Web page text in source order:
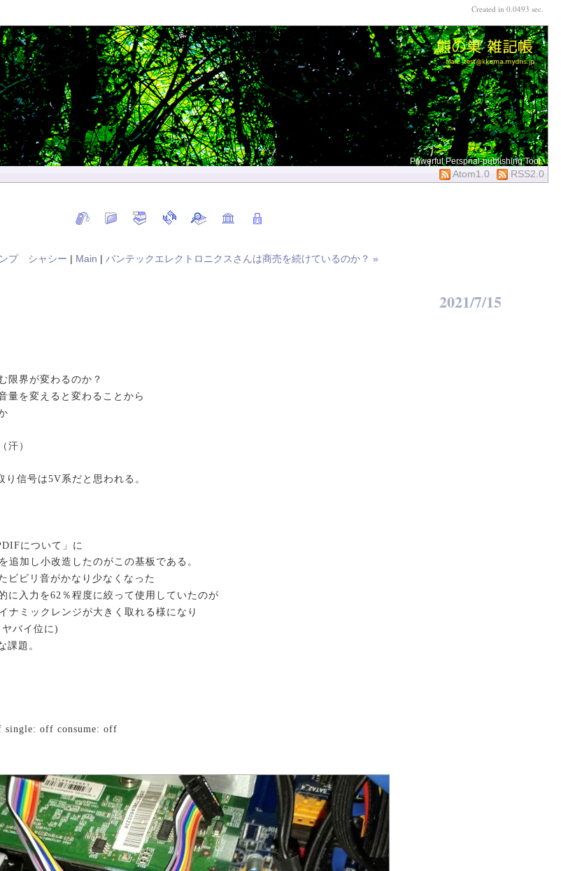
Powerful Perspnal-publishing Tool
RSS2.0
Atom1.0
プ シャシー | Main | バンテックエレクトロニクスさんは商売を続けているのか？ »
2021/7/15
限界が変わるのか？
量を変えると変わることから
汗）
信号は5V系だと思われる。
について」に
加し小改造したのがこの基板である。
ビビリ音がかなり少なくなった
に入力を62％程度に絞って使用していたのが
ナミックレンジが大きく取れる様になり
バイ位に)
課題。
single: off consume: off
Created in 0.0493 sec.